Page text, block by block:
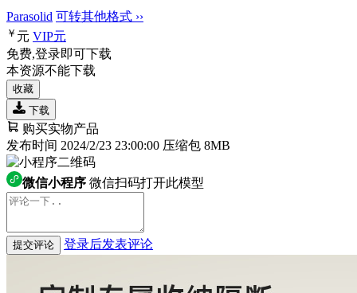
Parasolid 可转其他格式 ››
￥ 元 VIP元
免费,登录即可下载
本资源不能下载
收藏
下载
购买实物产品
发布时间 2024/2/23 23:00:00 压缩包 8MB
微信小程序 微信扫码打开此模型
提交评论 登录后发表评论